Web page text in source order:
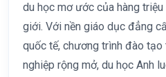
du học mơ ước của hàng
giới. Với nền giáo dục đẳng
quốc tế, chương trình đào tạo
nghiệp rộng mở, du học Anh